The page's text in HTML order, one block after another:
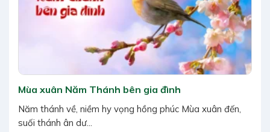
Mùa xuân Năm Thánh bên gia đình
Năm thánh về, niềm hy vọng hồng phúc Mùa xuân đến,
suối thánh ân dư...